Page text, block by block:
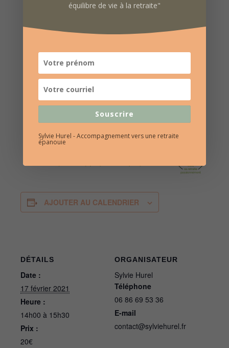
AJOUTER AU CALENDRIER
DÉTAILS
Date :
17 février 2021
Heure :
14h00 à 15h30
Prix :
20€
ORGANISATEUR
Sylvie Hurel
Téléphone
06 86 69 53 36
E-mail
contact@sylviehurel.fr
équilibre de vie à la retraite"
Souscrire
Sylvie Hurel - Accompagnement vers une retraite
épanouie